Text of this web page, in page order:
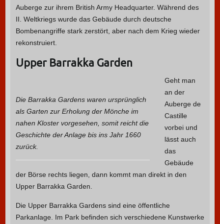
Auberge zur ihrem British Army Headquarter. Während des
II. Weltkriegs wurde das Gebäude durch deutsche
Bombenangriffe stark zerstört, aber nach dem Krieg wieder
rekonstruiert.
Upper Barrakka Garden
Die Barrakka Gardens waren ursprünglich
als Garten zur Erholung der Mönche im
nahen Kloster vorgesehen, somit reicht die
Geschichte der Anlage bis ins Jahr 1660
zurück.
Geht man
an der
Auberge de
Castille
vorbei und
lässt auch
das
Gebäude
der Börse rechts liegen, dann kommt man direkt in den
Upper Barrakka Garden.
Die Upper Barrakka Gardens sind eine öffentliche
Parkanlage. Im Park befinden sich verschiedene Kunstwerke